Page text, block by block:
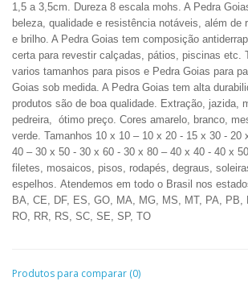
1,5 a 3,5cm. Dureza 8 escala mohs. A Pedra
beleza, qualidade e resistência notáveis, além de
e brilho. A Pedra Goias tem composição
certa para revestir calçadas, pátios, piscinas etc.
varios tamanhos para pisos e Pedra Goias para
Goias sob medida. A Pedra Goias tem alta
produtos são de boa qualidade. Extração, jazida,
pedreira, ótimo preço. Cores amarelo, branco,
verde. Tamanhos 10 x 10 – 10 x 20 - 15 x 30 - 20
40 – 30 x 50 - 30 x 60 - 30 x 80 – 40 x 40 - 40 x
filetes, mosaicos, pisos, rodapés, degraus,
espelhos. Atendemos em todo o Brasil nos
BA, CE, DF, ES, GO, MA, MG, MS, MT, PA, PB,
RO, RR, RS, SC, SE, SP, TO
Produtos para comparar (0)